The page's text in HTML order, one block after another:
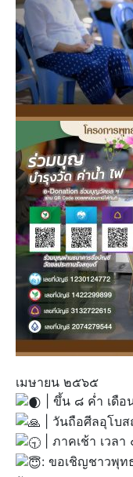
เมษายน ๒๕๖๕
| ขึ้น ๘ ค่ำ เดือ
| วันถือศีลอุโบ
| ภาคเช้า เวล
: ขอเชิญชาวพุท